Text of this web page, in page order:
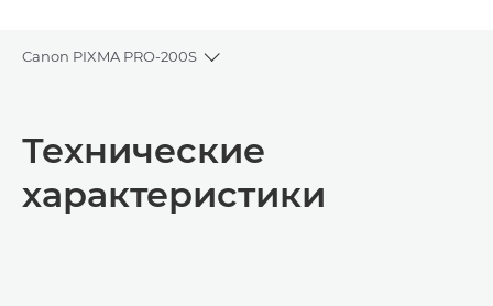
Canon PIXMA PRO-200S
Toggle breadcrumbs
Технические характеристики
Технические
характеристики